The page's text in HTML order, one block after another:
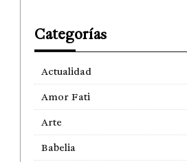
Categorías
Actualidad
Amor Fati
Arte
Babelia